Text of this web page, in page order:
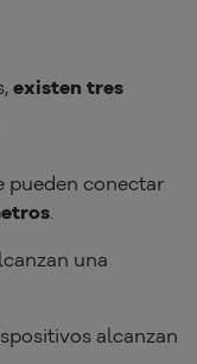
existen tres
pueden conectar
una
alcanzan